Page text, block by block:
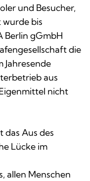
und Besucher,
wurde bis
Berlin gGmbH
die
Jahresende
aus
nicht
das Aus des
Lücke im
allen Menschen